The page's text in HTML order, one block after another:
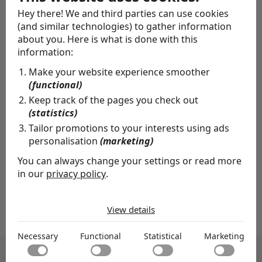
Hey there! We and third parties can use cookies
(and similar technologies) to gather information
about you. Here is what is done with this
information:
Make your website experience smoother
(functional)
Keep track of the pages you check out
(statistics)
Tailor promotions to your interests using ads
personalisation(marketing)
You can always change your settings or read more
in our privacy policy.
Necessary cookies help make a website usable by
enabling basic functions like page navigation and access
to secure areas of the website. The website cannot
Functional
Functional cookies enable a website to remember
View details
Necessary Functional Statistical Marketing
het Nationaal Leiderschapsonderzoek 2022.